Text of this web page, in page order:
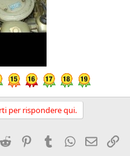
per rispondere qui.
Reddit PinterestTumblrWhatsApp
Email